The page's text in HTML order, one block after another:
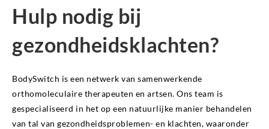
Hulp nodig bij
gezondheidsklachten?
BodySwitch is een netwerk van samenwerkende
orthomoleculaire therapeuten en artsen. Ons team is
gespecialiseerd in het op een natuurlijke manier behandelen
van tal van gezondheidsproblemen- en klachten, waaronder